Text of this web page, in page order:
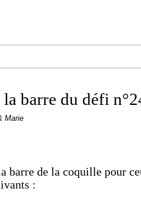
barre du défi
Marie
barre de la coquille pour
: